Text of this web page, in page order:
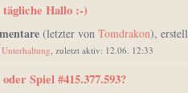
Hallo :-)
(letzter von Tomdrakon),
Unterhaltung, zuletzt aktiv: 12.06. 12:33
Spiel #415.377.593?